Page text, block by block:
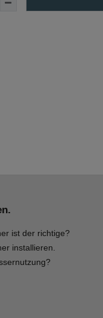
ist der richtige?
installieren.